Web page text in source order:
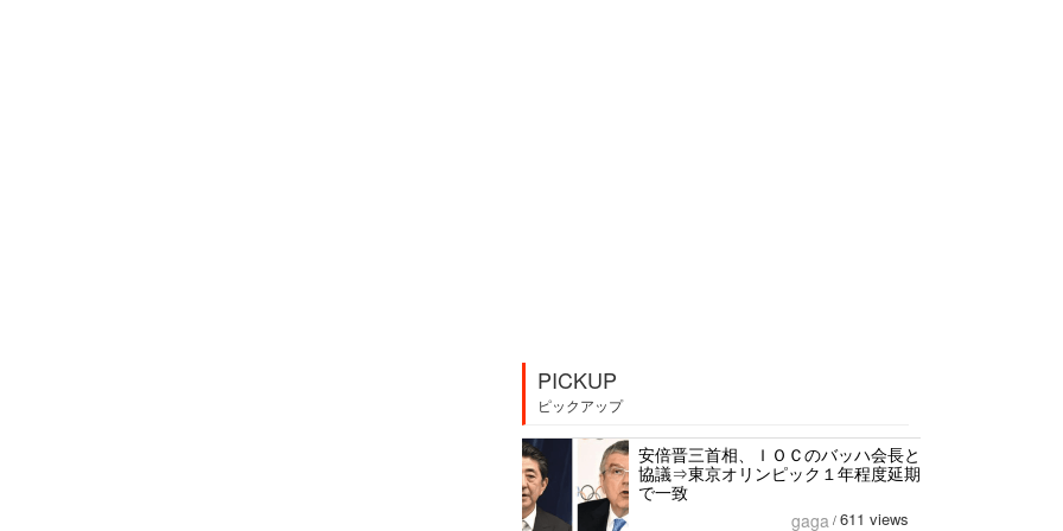
PICKUP
ピックアップ
安倍晋三首相、ＩＯＣのバッハ会長と
協議⇒東京オリンピック１年程度延期
で一致
gaga / 611 views